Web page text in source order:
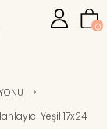
0
>
Yeşil 17x24